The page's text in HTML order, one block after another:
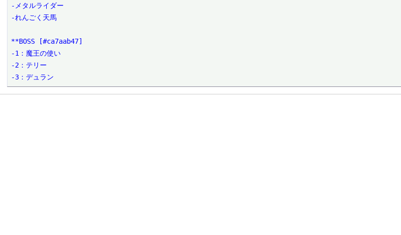
-メタルライダー
-れんごく天馬
**BOSS [#ca7aab47]
-1：魔王の使い
-2：テリー
-3：デュラン